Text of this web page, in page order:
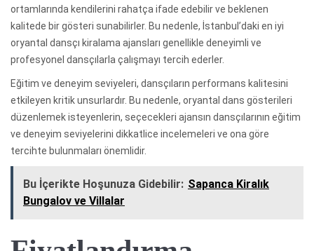
ortamlarında kendilerini rahatça ifade edebilir ve beklenen
kalitede bir gösteri sunabilirler. Bu nedenle, İstanbul’daki en iyi
oryantal dansçı kiralama ajansları genellikle deneyimli ve
profesyonel dansçılarla çalışmayı tercih ederler.
Eğitim ve deneyim seviyeleri, dansçıların performans kalitesini
etkileyen kritik unsurlardır. Bu nedenle, oryantal dans gösterileri
düzenlemek isteyenlerin, seçecekleri ajansın dansçılarının eğitim
ve deneyim seviyelerini dikkatlice incelemeleri ve ona göre
tercihte bulunmaları önemlidir.
Bu İçerikte Hoşunuza Gidebilir: Sapanca Kiralık
Bungalov ve Villalar